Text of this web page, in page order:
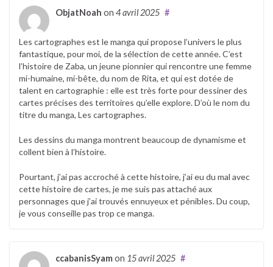
ObjatNoah on 4 avril 2025 #
Les cartographes est le manga qui propose l’univers le plus
fantastique, pour moi, de la sélection de cette année. C’est
l’histoire de Zaba, un jeune pionnier qui rencontre une femme
mi-humaine, mi-bête, du nom de Rita, et qui est dotée de
talent en cartographie : elle est très forte pour dessiner des
cartes précises des territoires qu’elle explore. D’où le nom du
titre du manga, Les cartographes.
Les dessins du manga montrent beaucoup de dynamisme et
collent bien à l’histoire.
Pourtant, j’ai pas accroché à cette histoire, j’ai eu du mal avec
cette histoire de cartes, je me suis pas attaché aux
personnages que j’ai trouvés ennuyeux et pénibles. Du coup,
je vous conseille pas trop ce manga.
ccabanisSyamon 15 avril 2025 #